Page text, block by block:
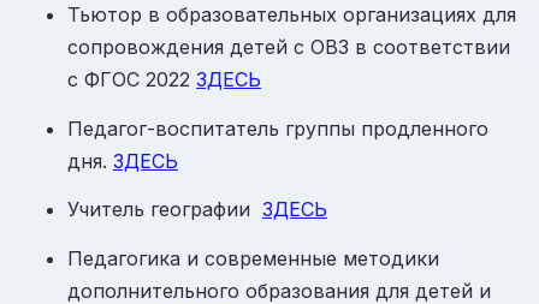
Тьютор в образовательных организациях для
сопровождения детей с ОВЗ в соответствии
с ФГОС 2022 ЗДЕСЬ
Педагог-воспитатель группы продленного
дня. ЗДЕСЬ
Учитель географии ЗДЕСЬ
Педагогика и современные методики
дополнительного образования для детей и